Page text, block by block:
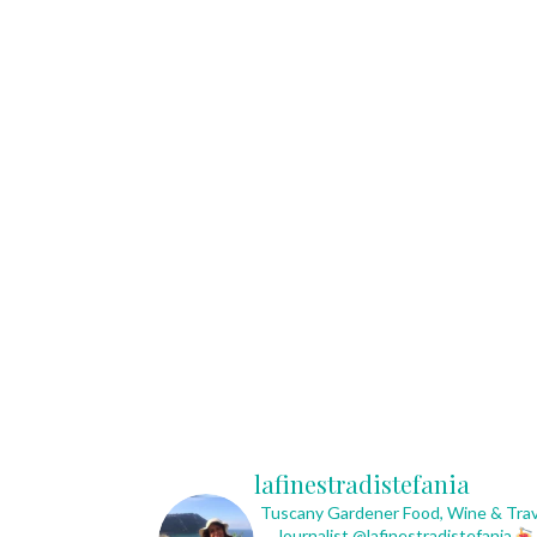
lafinestradistefania
Tuscany GardenerFood, Wine &